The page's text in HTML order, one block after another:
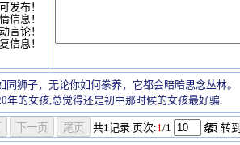
发布！
信息！
言论！
信息！
同狮子，无论你如何豢养，它都会暗暗思念丛林。
年的女孩,总觉得还是初中那时候的女孩最好骗.
共1记录 页次:1/1 条
/页 转到